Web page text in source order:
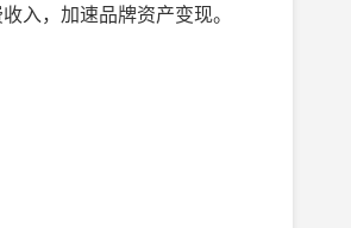
入，加速品牌资产变现。